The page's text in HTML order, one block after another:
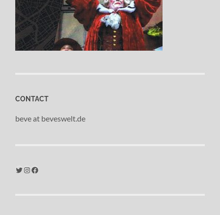
CONTACT
beve at beveswelt.de
Twitter Instagram Facebook